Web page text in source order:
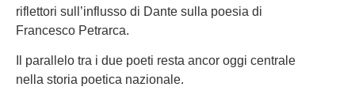
riflettori sull’influsso di Dante sulla poesia di
Francesco Petrarca.
Il parallelo tra i due poeti resta ancor oggi centrale
nella storia poetica nazionale.